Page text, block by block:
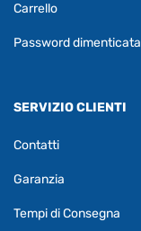
Carrello
Password dimenticata
SERVIZIO CLIENTI
Contatti
Garanzia
Tempi di Consegna